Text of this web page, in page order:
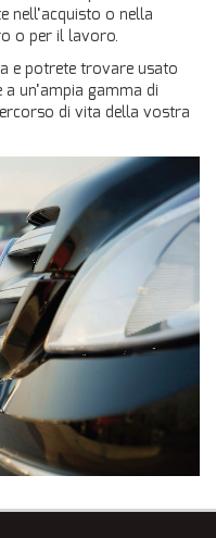
nell’acquisto o nella
o per il lavoro.
e potrete trovare usato
un’ampia gamma di
di vita della vostra